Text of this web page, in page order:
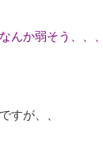
なんか弱そう、、、
すが、、